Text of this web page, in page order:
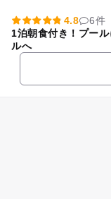
4.8
6件
1泊朝食付き！プー
ルへ